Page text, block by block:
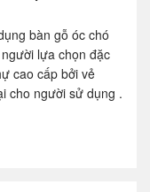
bàn gỗ óc chó
lựa chọn đặc
cao cấp bởi vẻ
cho người sử dụng .